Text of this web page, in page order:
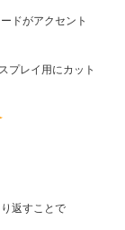
ドがアクセント
プレイ用にカット
返すことで